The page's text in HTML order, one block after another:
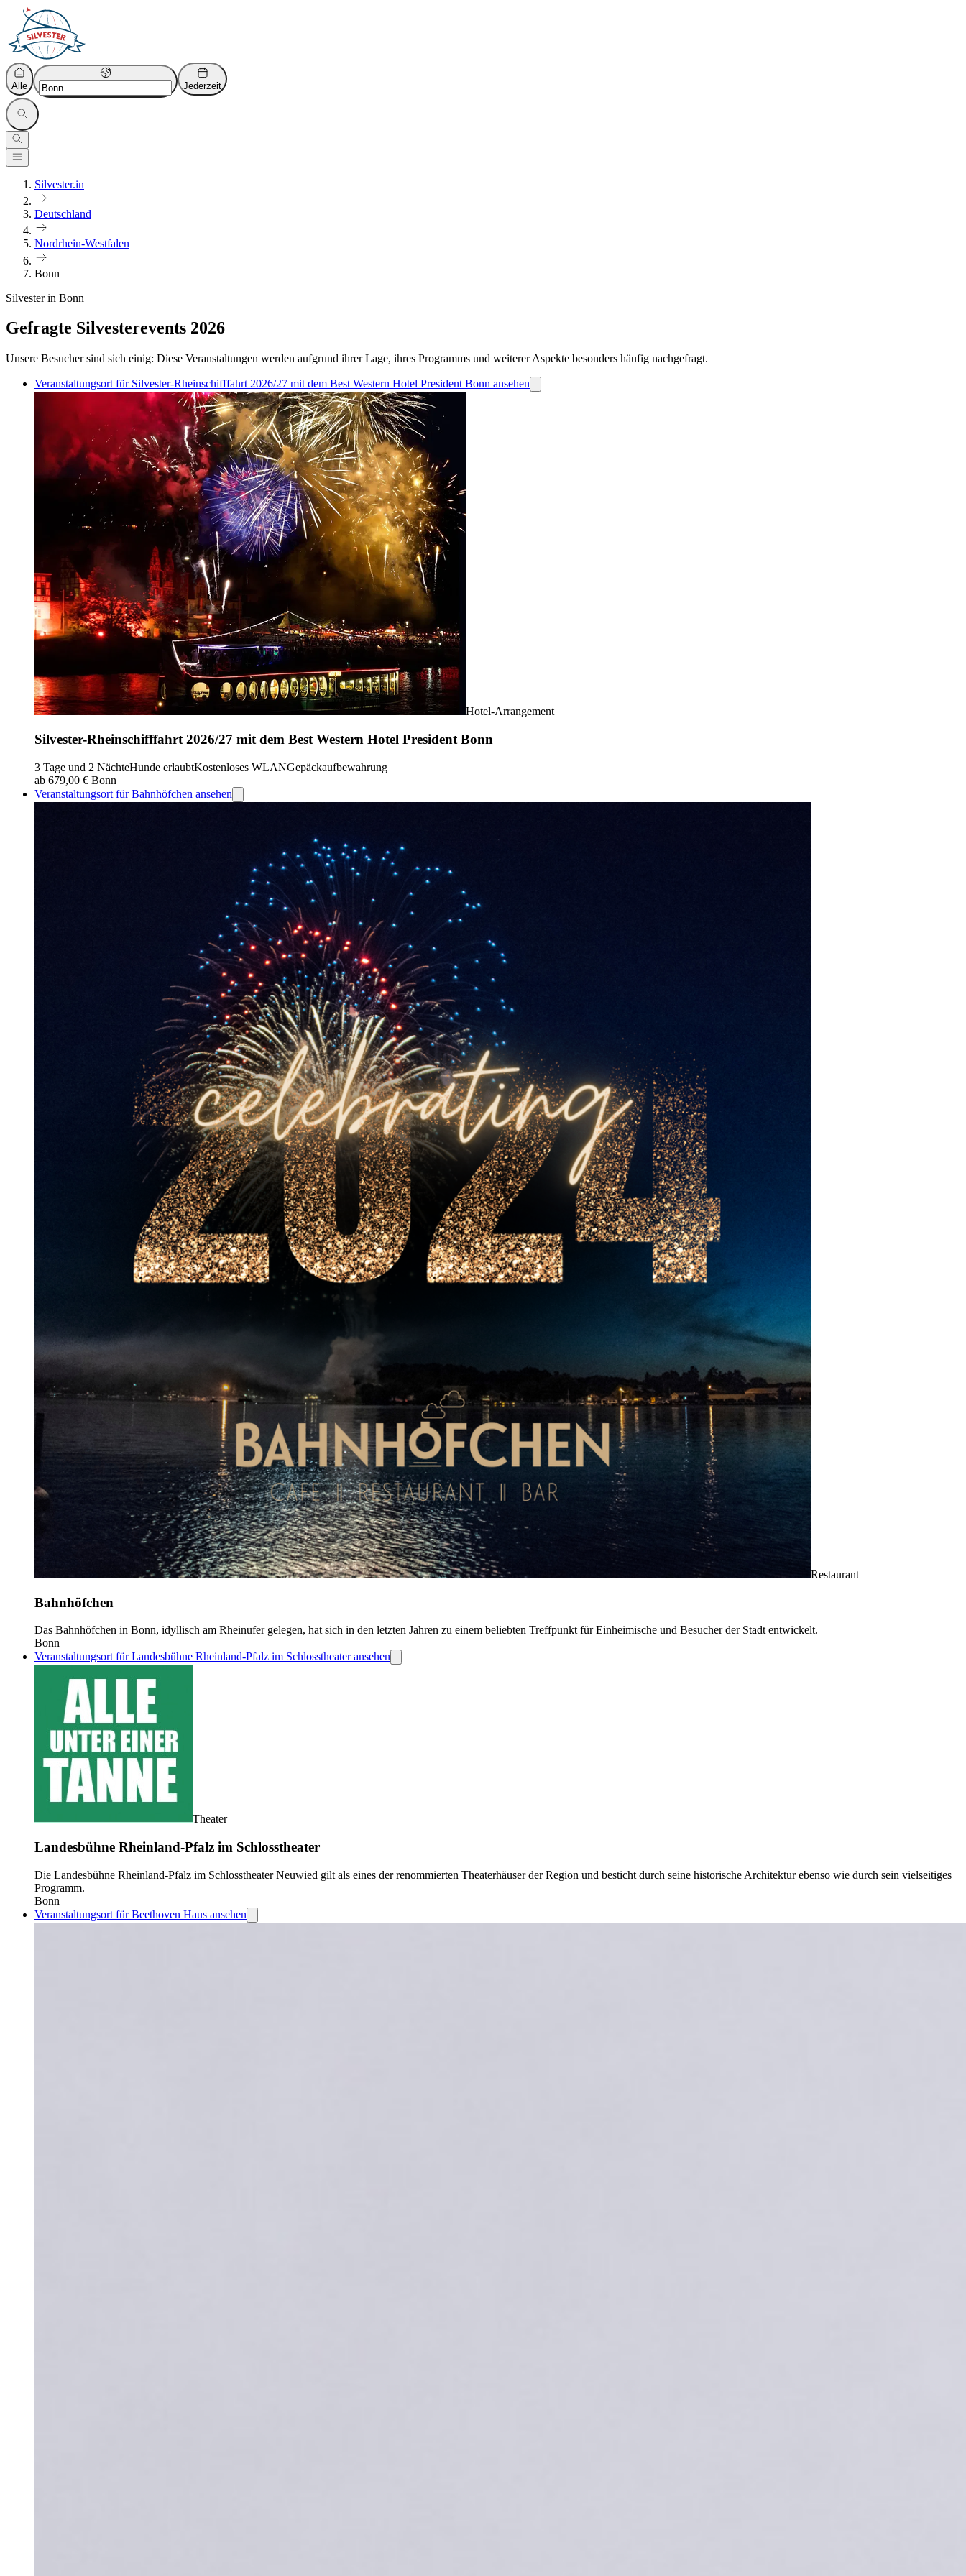
Alle Jederzeit
Silvester.in
Deutschland
Nordrhein-Westfalen
Bonn
Silvester in Bonn
Gefragte Silvesterevents 2026
Unsere Besucher sind sich einig: Diese Veranstaltungen werden aufgrund ihrer Lage, ihres Programms und weiterer Aspekte besonders häufig nachgefragt.
Veranstaltungsort für Silvester-Rheinschifffahrt 2026/27 mit dem Best Western Hotel President Bonn ansehen
Hotel-Arrangement
Silvester-Rheinschifffahrt 2026/27 mit dem Best Western Hotel President Bonn
3 Tage und 2 NächteHunde erlaubtKostenloses WLANGepäckaufbewahrung
ab 679,00 € Bonn
Veranstaltungsort für Bahnhöfchen ansehen
Restaurant
Bahnhöfchen
Das Bahnhöfchen in Bonn, idyllisch am Rheinufer gelegen, hat sich in den letzten Jahren zu einem beliebten Treffpunkt für Einheimische und Besucher der Stadt entwickelt.
Bonn
Veranstaltungsort für Landesbühne Rheinland-Pfalz im Schlosstheater ansehen
Theater
Landesbühne Rheinland-Pfalz im Schlosstheater
Die Landesbühne Rheinland-Pfalz im Schlosstheater Neuwied gilt als eines der renommierten Theaterhäuser der Region und besticht durch seine historische Architektur ebenso wie durch sein vielseitiges
Programm.
Bonn
Veranstaltungsort für Beethoven Haus ansehen